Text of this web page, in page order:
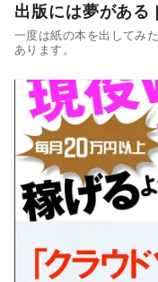
出版には夢がある
一度は紙の本を出してみ
あります。